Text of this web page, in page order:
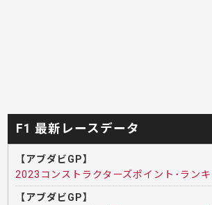
F1 最新レースデータ
【アブダビGP】
2023コンストラクターズポイント･ラン
【アブダビGP】